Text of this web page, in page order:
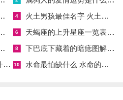
得意吊坠作为全年随身的护持。
刻离卦标记光明与智慧，下有蓬勃
，恰合丙午年以火煅金、化杀为权
旺的煞气转化为正面驱动力，使
4 火土男孩最佳名字 火土属性的字男孩名字有哪些
6 天蝎座的上升星座一览表 天蝎座的上升星座查询
8 下巴底下藏着的暗痣图解 下巴尖底下有痣代表什么
10 水命最怕缺什么 水命的人忌什么